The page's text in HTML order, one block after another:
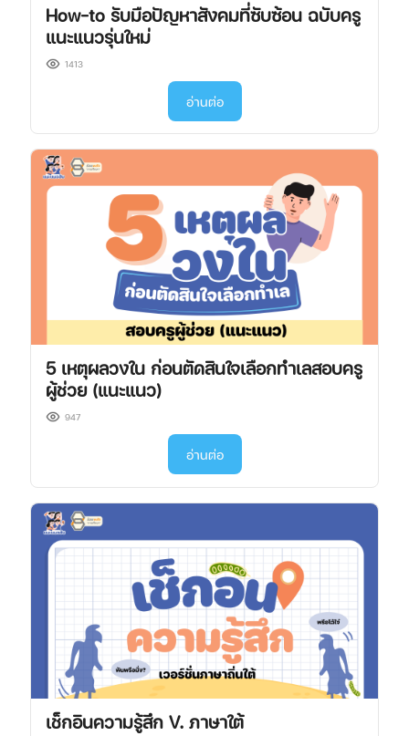
How-to รับมือปัญหาสังคมที่ซับซ้อน ฉบับครู
แนะแนวรุ่นใหม่
1413
อ่านต่อ
5 เหตุผลวงใน ก่อนตัดสินใจเลือกทำเลสอบครู
ผู้ช่วย (แนะแนว)
947
อ่านต่อ
เช็กอินความรู้สึก V. ภาษาใต้